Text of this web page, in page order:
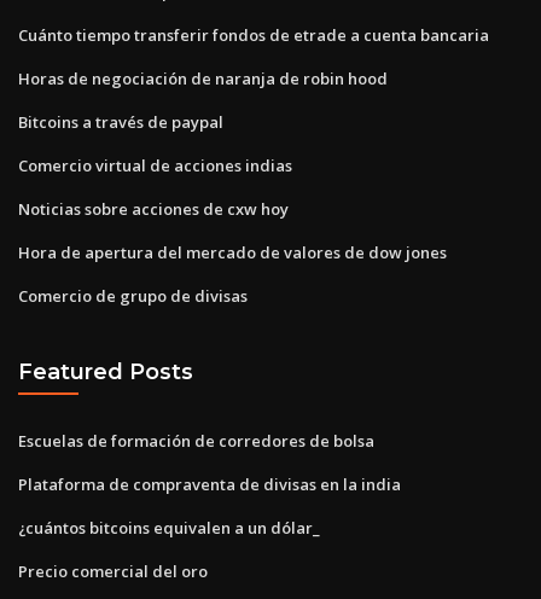
Cuánto tiempo transferir fondos de etrade a cuenta bancaria
Horas de negociación de naranja de robin hood
Bitcoins a través de paypal
Comercio virtual de acciones indias
Noticias sobre acciones de cxw hoy
Hora de apertura del mercado de valores de dow jones
Comercio de grupo de divisas
Featured Posts
Escuelas de formación de corredores de bolsa
Plataforma de compraventa de divisas en la india
¿cuántos bitcoins equivalen a un dólar_
Precio comercial del oro